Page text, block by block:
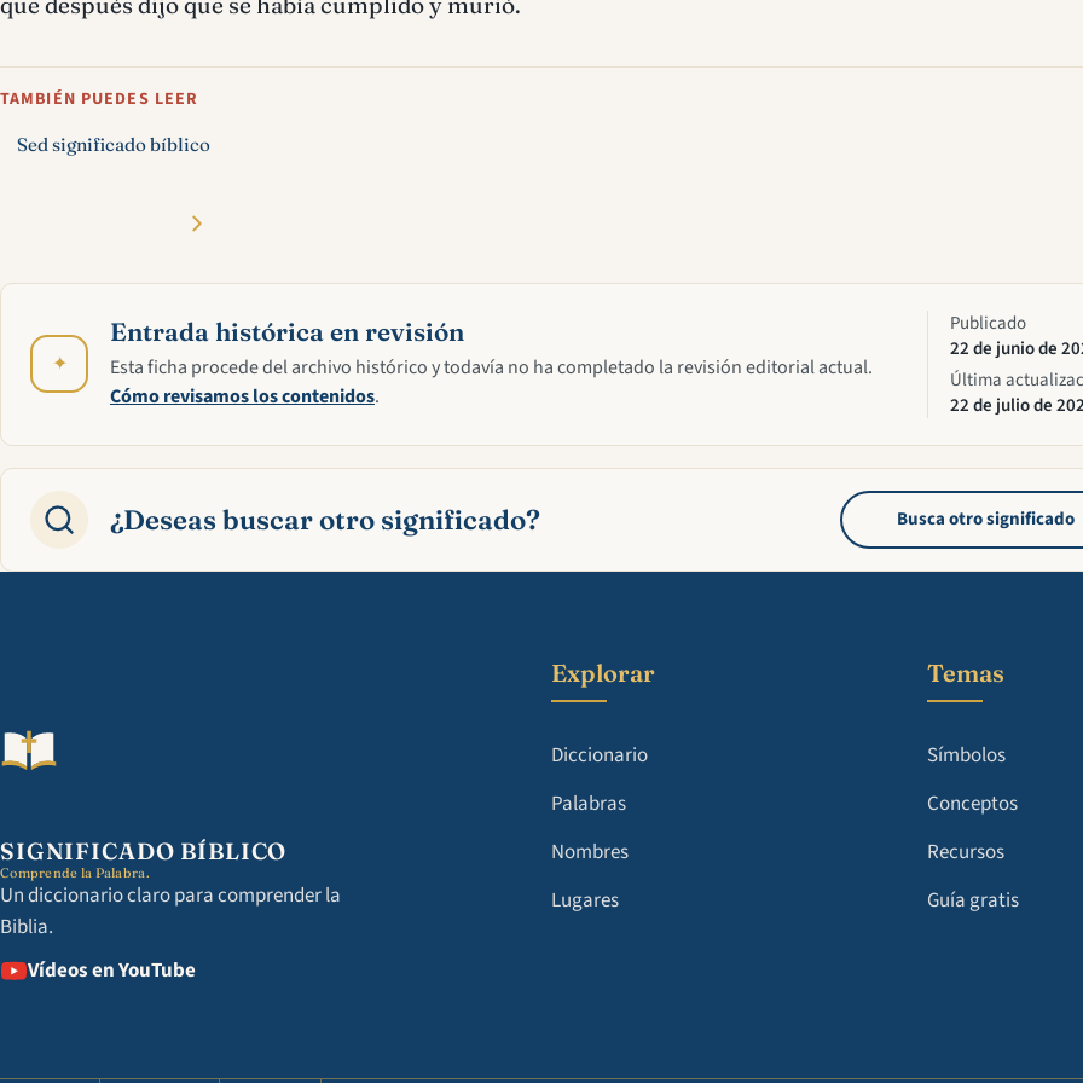
TAMBIÉN PUEDES LEER
Sed significado bíblico
✦
Entrada histórica en revisión
Esta ficha procede del archivo histórico y todavía no ha completado la revisión editorial actual.
Cómo revisamos los contenidos.
Publicado
22 de junio de
Última
22 de julio de
¿Deseas buscar otro significado? Busca otro significado
SIGNIFICADO BÍBLICO
Comprende la Palabra.
Un diccionario claro para comprender la
Biblia.
Vídeos en YouTube
Explorar
Diccionario
Palabras
Nombres
Lugares
Temas
Símbolos
Conceptos
Recursos
Guía gratis